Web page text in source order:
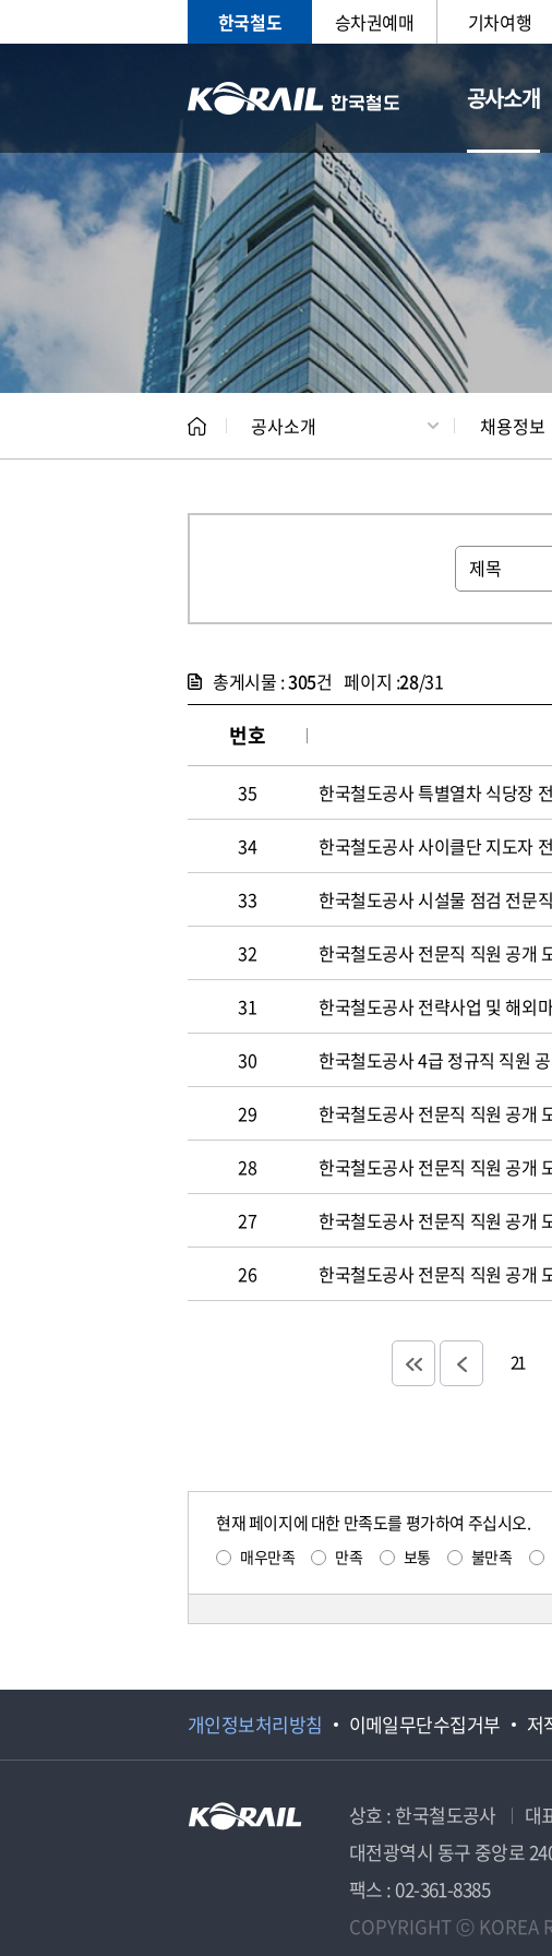
한국철도 승차권예매 기차여행
공사소개
CEO 일반현황
공사소개 채용정보
총게시물 :305건 페이지 :28/31
번호
35 한국철도공사 특별열차 식당장
34 한국철도공사 사이클단 지도자
33 한국철도공사 시설물 점검 전문
32 한국철도공사 전문직 직원 공개
31 한국철도공사 전략사업 및 해외
30 한국철도공사 4급 정규직 직원
29 한국철도공사 전문직 직원 공개
28 한국철도공사 전문직 직원 공개
27 한국철도공사 전문직 직원 공개
26 한국철도공사 전문직 직원 공개
21
현재 페이지에 대한 만족도를 평가하여 주십시오.
매우만족 만족 보통 불만족
개인정보처리방침 이메일무단수집거부 저
상호 : 한국철도공사 대
대전광역시 동구 중앙로
팩스 : 02-361-8385
COPYRIGHT ⓒ KOREA